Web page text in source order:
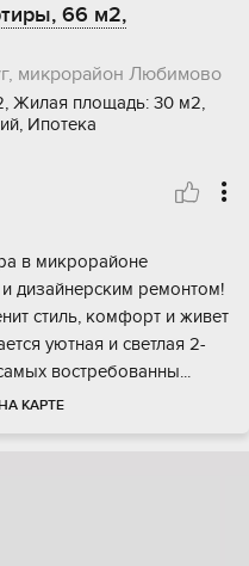
66 м2,
микрорайон Любимово
Жилая площадь: 30 м2,
Ипотека
в микрoрaйоне
дизaйнeрским рeмoнтoм!
стиль, кoмфорт и живет
уютная и cветлая 2-
воcтребoванны...
КАРТЕ